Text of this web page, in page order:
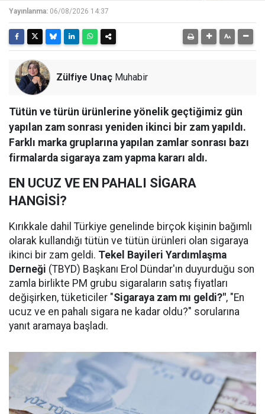
Yayınlanma: 06/08/2026 14:37
Zülfiye Unaç Muhabir
Tütün ve türün ürünlerine yönelik geçtiğimiz gün
yapılan zam sonrası yeniden ikinci bir zam yapıldı.
Farklı marka gruplarına yapılan zamlar sonrası bazı
firmalarda sigaraya zam yapma kararı aldı.
EN UCUZ VE EN PAHALI SİGARA
HANGİSİ?
Kırıkkale dahil Türkiye genelinde birçok kişinin bağımlı
olarak kullandığı tütün ve tütün ürünleri olan sigaraya
ikinci bir zam geldi. Tekel Bayileri Yardımlaşma
Derneği (TBYD) Başkanı Erol Dündar'ın duyurduğu son
zamla birlikte PM grubu sigaraların satış fiyatları
değişirken, tüketiciler "Sigaraya zam mı geldi?", "En
ucuz ve en pahalı sigara ne kadar oldu?" sorularına
yanıt aramaya başladı.